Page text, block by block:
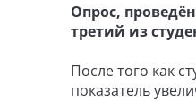
Опрос,
третий из
После того как
показатель